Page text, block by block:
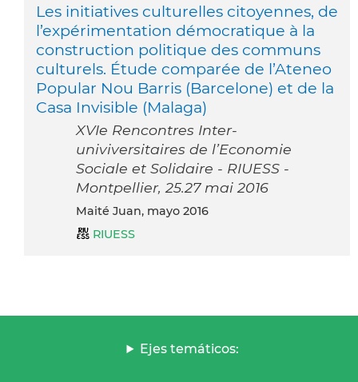
Les initiatives culturelles citoyennes, de
l’expérimentation démocratique à la
construction politique des communs
culturels. Étude comparée de l’Ateneo
Popular Nou Barris (Barcelone) et de la
Casa Invisible (Malaga)
XVIe Rencontres Inter-
univiversitaires de l’Economie
Sociale et Solidaire - RIUESS -
Montpellier, 25.27 mai 2016
Maité Juan, mayo 2016
RIUESS
Ejes temáticos: